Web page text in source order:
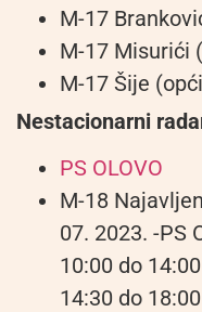
M-17
M-17 Misurići
M-17 Šije
Nestacionarni
PS OLOVO
M-18
07. 2023. -PS
10:00 do
14:30 do